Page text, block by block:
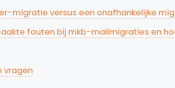
migratie versus een onafhankelijke
fouten bij mkb-mailmigraties en
vragen